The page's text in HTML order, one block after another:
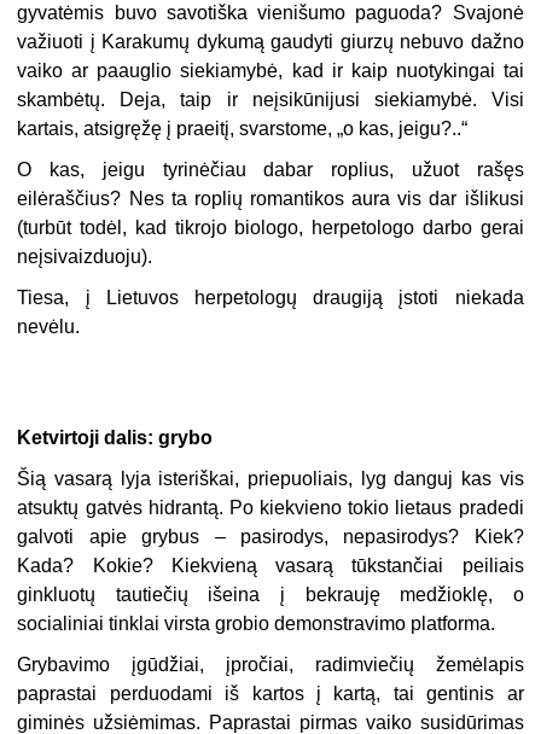
gyvatėmis buvo savotiška vienišumo paguoda? Svajonė
važiuoti į Karakumų dykumą gaudyti giurzų nebuvo dažno
vaiko ar paauglio siekiamybė, kad ir kaip nuotykingai tai
skambėtų. Deja, taip ir neįsikūnijusi siekiamybė. Visi
kartais, atsigręžę į praeitį, svarstome, „o kas, jeigu?..“
O kas, jeigu tyrinėčiau dabar roplius, užuot rašęs
eilėraščius? Nes ta roplių romantikos aura vis dar išlikusi
(turbūt todėl, kad tikrojo biologo, herpetologo darbo gerai
neįsivaizduoju).
Tiesa, į Lietuvos herpetologų draugiją įstoti niekada
nevėlu.
Ketvirtoji dalis: grybo
Šią vasarą lyja isteriškai, priepuoliais, lyg danguj kas vis
atsuktų gatvės hidrantą. Po kiekvieno tokio lietaus pradedi
galvoti apie grybus – pasirodys, nepasirodys? Kiek?
Kada? Kokie? Kiekvieną vasarą tūkstančiai peiliais
ginkluotų tautiečių išeina į bekrauję medžioklę, o
socialiniai tinklai virsta grobio demonstravimo platforma.
Grybavimo įgūdžiai, įpročiai, radimviečių žemėlapis
paprastai perduodami iš kartos į kartą, tai gentinis ar
giminės užsiėmimas. Paprastai pirmas vaiko susidūrimas